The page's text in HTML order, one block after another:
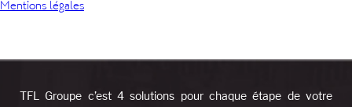
Mentions légales
TFL Groupe c’est 4 solutions pour chaque étape de votre